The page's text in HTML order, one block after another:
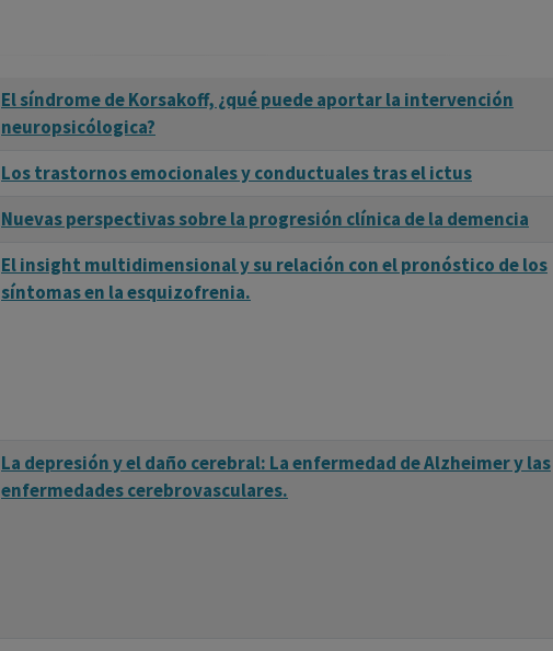
El síndrome de Korsakoff, ¿qué puede aportar la intervención
neuropsicólogica?
Los trastornos emocionales y conductuales tras el ictus
Nuevas perspectivas sobre la progresión clínica de la demencia
El insight multidimensional y su relación con el pronóstico de los
síntomas en la esquizofrenia.
La depresión y el daño cerebral: La enfermedad de Alzheimer y las
enfermedades cerebrovasculares.